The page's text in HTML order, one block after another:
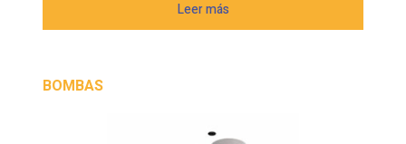
Leer más
BOMBAS